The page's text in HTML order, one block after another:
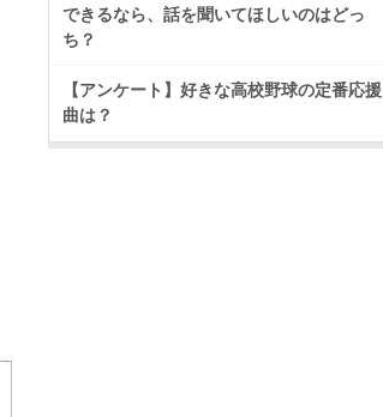
できるなら、話を聞いてほしいのはどっ
ち？
【アンケート】好きな高校野球の定番応援
曲は？